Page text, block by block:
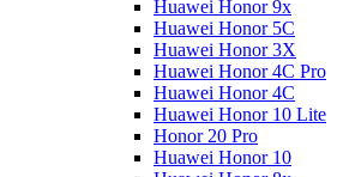
Huawei Honor 9x
Huawei Honor 5C
Huawei Honor 3X
Huawei Honor 4C Pro
Huawei Honor 4C
Huawei Honor 10 Lite
Honor 20 Pro
Huawei Honor 10